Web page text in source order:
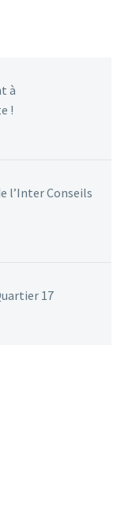
à
!
l’Inter Conseils
17